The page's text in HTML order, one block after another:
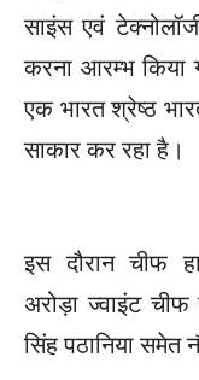
साइंस एवं
करना आरम्भ किया
एक भारत श्रेष्ठ
साकार कर रहा है।
इस दौरान चीफ
अरोड़ा ज्वाइंट चीफ
सिंह पठानिया